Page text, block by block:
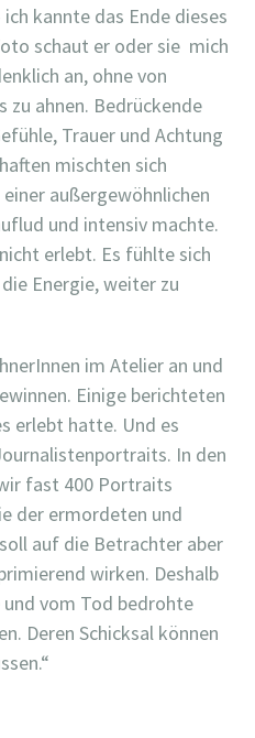
kannte das Ende dieses
schaut er oder sie mich
an, ohne von
zu ahnen. Bedrückende
Trauer und Achtung
mischten sich
außergewöhnlichen
und intensiv machte.
erlebt. Es fühlte sich
Energie, weiter zu
im Atelier an und
Einige berichteten
erlebt hatte. Und es
In den
fast 400 Portraits
der ermordeten und
auf die Betrachter aber
wirken. Deshalb
vom Tod bedrohte
Deren Schicksal können